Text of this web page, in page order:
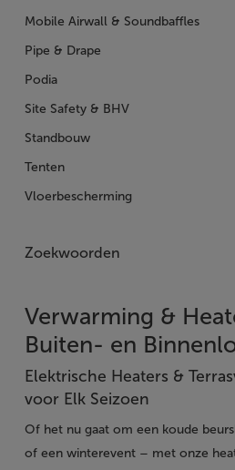
Mobile Airwall & Soundbaffles
Pipe & Drape
Podia
Site Safety & BHV
Standbouw
Tenten
Vloerbescherming
Zoekwoorden
Verwarming &
Buiten- en
Elektrische Heaters &
voor Elk Seizoen
Of het nu gaat om een koude
of een winterevent – met onze